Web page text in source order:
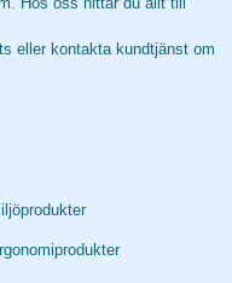
eller kontakta kundtjänst om